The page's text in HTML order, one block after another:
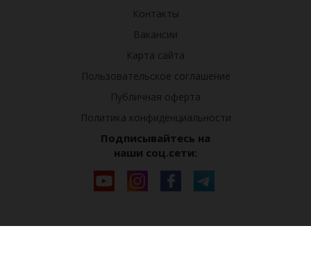
Контакты
Вакансии
Карта сайта
Пользовательское соглашение
Публичная оферта
Политика конфиденциальности
Подписывайтесь на
наши соц.сети: